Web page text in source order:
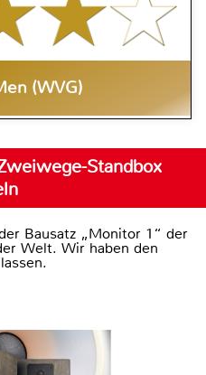
(WVG)
Standbox
Bausatz „Monitor 1“ der
Welt. Wir haben den